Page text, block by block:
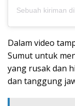
Dalam video
Sumut untuk
yang rusak dan
dan tanggung